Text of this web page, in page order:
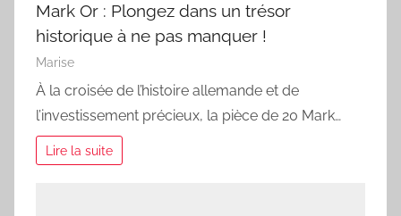
Mark Or : Plongez dans un trésor
historique à ne pas manquer !
Marise
À la croisée de l’histoire allemande et de
l’investissement précieux, la pièce de 20 Mark…
Lire la suite